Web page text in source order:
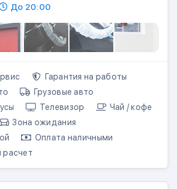
До 20:00
Гарантия на работы
Грузовые авто
Телевизор
Чай / кофе
Зона ожидания
Оплата наличными
расчет